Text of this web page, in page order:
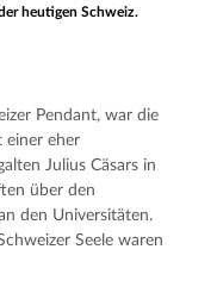
heutigen Schweiz.
Pendant, war die
einer eher
Julius Cäsars in
über den
den Universitäten.
Seele waren